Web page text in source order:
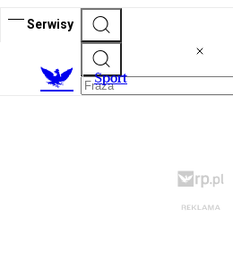
Serwisy
Sport